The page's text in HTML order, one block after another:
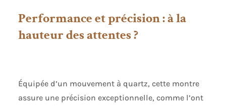
Performance et précision : à la
hauteur des attentes ?
Équipée d’un mouvement à quartz, cette montre
assure une précision exceptionnelle, comme l’ont